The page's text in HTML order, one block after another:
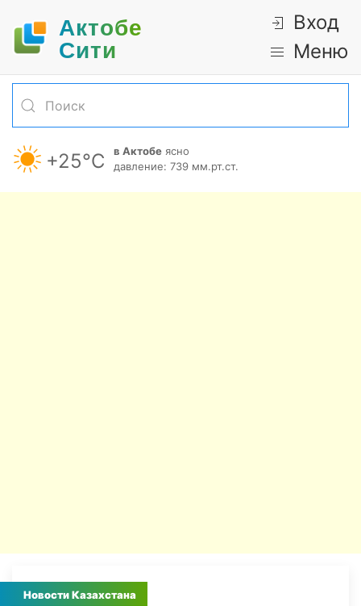
Актобе
Cити
Вход
Меню
+25°С в Актобе ясно
давление: 739 мм.рт.ст.
Новости Казахстана